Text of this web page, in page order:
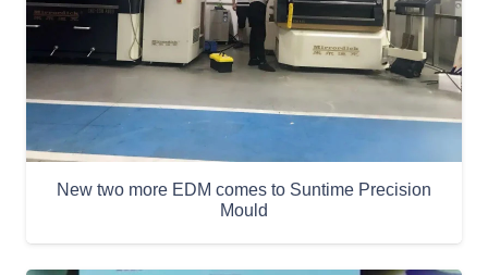
New two more EDM comes to Suntime Precision
Mould